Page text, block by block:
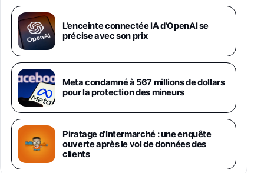
Galaxy S26 Ultra 256 Go Violet
892€1199€Fnac (Vendeur Tiers)
Philips SHK2000BL - Casque Enfant - Bleu &
Répartiteur Audio 5 Casques, Blanc
24,94€29,96€Fnac (Vendeur Tiers)
Asus RT-AC59U Routeur sans Fil Double
Bande Gigabit (Serveur et Client VPN, Triple
Vlan, Mode Point d'accès et Bridge, contrôle
Parental, Qos)
39,72€50,42€
L’enceinte connectée IA d’OpenAI se
précise avec son prix
Meta condamné à 567 millions de dollars
pour la protection des mineurs
Piratage d’Intermarché : une enquête
ouverte après le vol de données des
clients